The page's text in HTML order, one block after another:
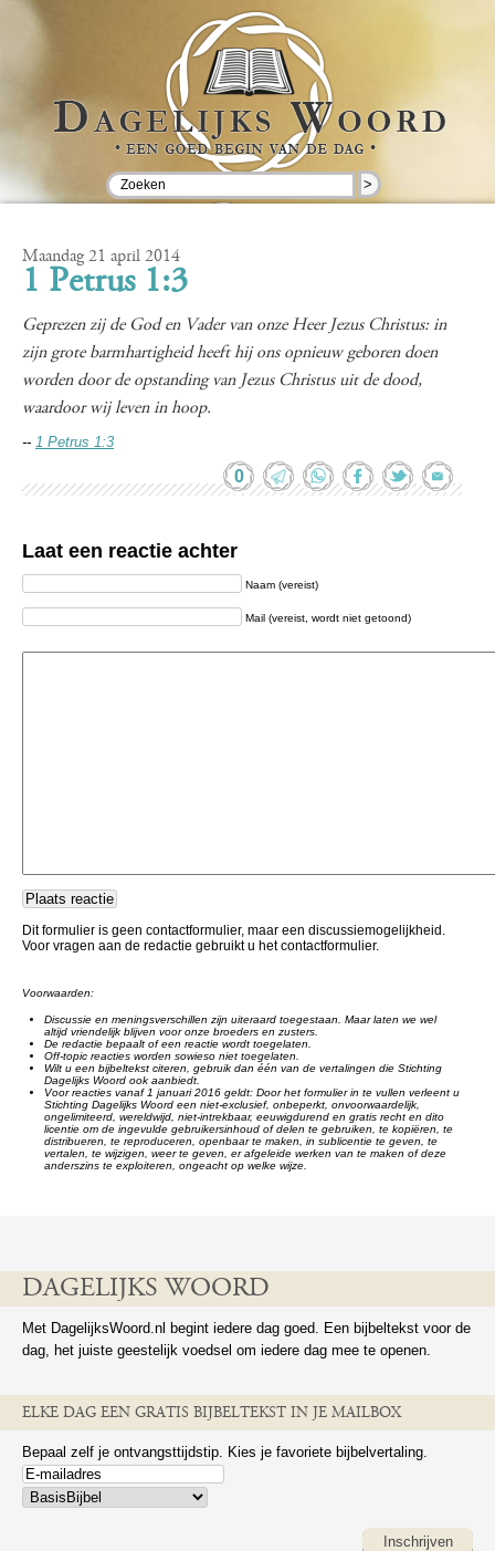
>
Maandag 21 april 2014
1 Petrus 1:3
Geprezen zij de God en Vader van onze Heer Jezus Christus: in
zijn grote barmhartigheid heeft hij ons opnieuw geboren doen
worden door de opstanding van Jezus Christus uit de dood,
waardoor wij leven in hoop.
-- 1 Petrus 1:3
0
Laat een reactie achter
Naam (vereist)
Mail (vereist, wordt niet getoond)
Dit formulier is geen contactformulier, maar een discussiemogelijkheid.
Voor vragen aan de redactie gebruikt u het contactformulier.
Voorwaarden:
Discussie en meningsverschillen zijn uiteraard toegestaan. Maar laten we wel
altijd vriendelijk blijven voor onze broeders en zusters.
De redactie bepaalt of een reactie wordt toegelaten.
Off-topic reacties worden sowieso niet toegelaten.
Wilt u een bijbeltekst citeren, gebruik dan één van de vertalingen die Stichting
Dagelijks Woord ook aanbiedt.
Voor reacties vanaf 1 januari 2016 geldt: Door het formulier in te vullen verleent u
Stichting Dagelijks Woord een niet-exclusief, onbeperkt, onvoorwaardelijk,
ongelimiteerd, wereldwijd, niet-intrekbaar, eeuwigdurend en gratis recht en dito
licentie om de ingevulde gebruikersinhoud of delen te gebruiken, te kopiëren, te
distribueren, te reproduceren, openbaar te maken, in sublicentie te geven, te
vertalen, te wijzigen, weer te geven, er afgeleide werken van te maken of deze
anderszins te exploiteren, ongeacht op welke wijze.
DAGELIJKS WOORD
Met DagelijksWoord.nl begint iedere dag goed. Een bijbeltekst voor de
dag, het juiste geestelijk voedsel om iedere dag mee te openen.
ELKE DAG EEN GRATIS BIJBELTEKST IN JE MAILBOX
Bepaal zelf je ontvangsttijdstip. Kies je favoriete bijbelvertaling.
Inschrijven